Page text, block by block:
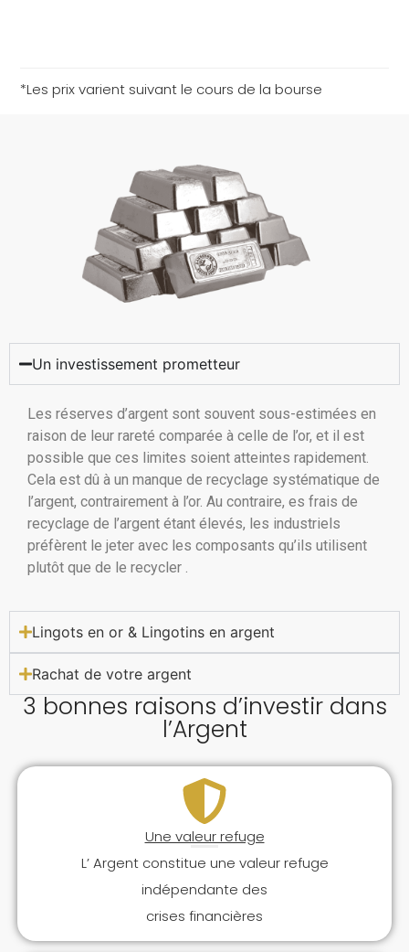
*Les prix varient suivant le cours de la bourse
Un investissement prometteur
Les réserves d’argent sont souvent sous-estimées en
raison de leur rareté comparée à celle de l’or, et il est
possible que ces limites soient atteintes rapidement.
Cela est dû à un manque de recyclage systématique de
l’argent, contrairement à l’or. Au contraire, es frais de
recyclage de l’argent étant élevés, les industriels
préfèrent le jeter avec les composants qu’ils utilisent
plutôt que de le recycler .
Lingots en or & Lingotins en argent
Rachat de votre argent
3 bonnes raisons d’investir dans
l’Argent
Une valeur refuge
L’ Argent constitue une valeur refuge
indépendante des
crises financières